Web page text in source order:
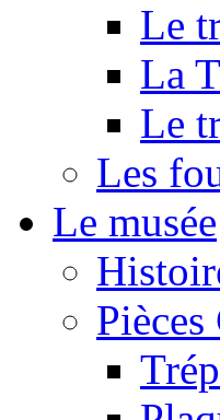
Le
La
Le
Les
Le musée